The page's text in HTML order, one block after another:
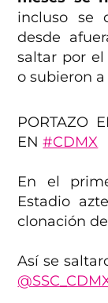
incluso se
desde
saltar por
o subieron
PORTAZO
EN#CDMX
En el
Estadio
clonación
Así se